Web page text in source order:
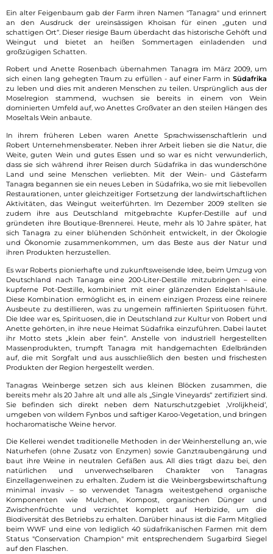
Ein alter Feigenbaum gab der Farm ihren Namen "Tanagra" und erinnert
an den Ausdruck der ureinsässigen Khoisan für einen „guten und
schattigen Ort“. Dieser riesige Baum überdacht das historische Gehöft und
Weingut und bietet an heißen Sommertagen einladenden und
großzügigen Schatten.
Robert und Anette Rosenbach übernahmen Tanagra im März 2009, um
sich einen lang gehegten Traum zu erfüllen - auf einer Farm in Südafrika
zu leben und dies mit anderen Menschen zu teilen. Ursprünglich aus der
Moselregion stammend, wuchsen sie bereits in einem von Wein
dominierten Umfeld auf, wo Anettes Großvater an den steilen Hängen des
Moseltals Wein anbaute.
In ihrem früheren Leben waren Anette Sprachwissenschaftlerin und
Robert Unternehmensberater. Neben ihrer Arbeit lieben sie die Natur, die
Weite, guten Wein und gutes Essen und so war es nicht verwunderlich,
dass sie sich während ihrer Reisen durch Südafrika in das wunderschöne
Land und seine Menschen verliebten. Mit der Wein- und Gästefarm
Tanagra begannen sie ein neues Leben in Südafrika, wo sie mit liebevollen
Restaurationen, unter gleichzeitiger Fortsetzung der landwirtschaftlichen
Aktivitäten, das Weingut weiterführten. Im Dezember 2009 stellten sie
zudem ihre aus Deutschland mitgebrachte Kupfer-Destille auf und
gründeten ihre Boutique-Brennerei. Heute, mehr als 10 Jahre später, hat
sich Tanagra zu einer blühenden Schönheit entwickelt, in der Ökologie
und Ökonomie zusammenkommen, um das Beste aus der Natur und
ihren Produkten herzustellen.
Es war Roberts pionierhafte und zukunftsweisende Idee, beim Umzug von
Deutschland nach Tanagra eine 200-Liter-Destille mitzubringen – eine
kupferne Pot-Destille, kombiniert mit einer glänzenden Edelstahlsäule.
Diese Kombination ermöglicht es, in einem einzigen Prozess eine reinere
Ausbeute zu destillieren, was zu ungemein raffinierten Spirituosen führt.
Die Idee war es, Spirituosen, die in Deutschland zur Kultur von Robert und
Anette gehörten, in ihre neue Heimat Südafrika einzuführen. Dabei lautet
ihr Motto stets „klein aber fein“. Anstelle von industriell hergestellten
Massenprodukten, trumpft Tanagra mit handgemachten Edelbränden
auf, die mit Sorgfalt und aus ausschließlich den besten und frischesten
Produkten der Region hergestellt werden.
Tanagras Weinberge setzen sich aus kleinen Blöcken zusammen, die
bereits mehr als 20 Jahre alt und alle als „Single Vineyards“ zertifiziert sind.
Sie befinden sich direkt neben dem Naturschutzgebiet ‚Vrolijkheid‘,
umgeben von wildem Fynbos und saftiger Karoo-Vegetation, und bringen
hocharomatische Weine hervor.
Die Kellerei wendet traditionelle Methoden in der Weinherstellung an, wie
Naturhefen (ohne Zusatz von Enzymen) sowie Ganztraubengärung und
baut ihre Weine in neutralen Gefäßen aus. All dies trägt dazu bei, den
natürlichen und unverwechselbaren Charakter von Tanagras
Einzellagenweinen zu erhalten. Zudem ist die Weinbergsbewirtschaftung
minimal invasiv – so verwendet Tanagra weitestgehend organische
Komponenten wie Mulchen, Kompost, organischen Dünger und
Zwischenfrüchte und verzichtet komplett auf Herbizide, um die
Biodiversität des Betriebs zu erhalten. Darüber hinaus ist die Farm Mitglied
beim WWF und eine von lediglich 40 südafrikanischen Farmen mit dem
Status "Conservation Champion" mit entsprechendem Sugarbird Siegel
auf den Flaschen.